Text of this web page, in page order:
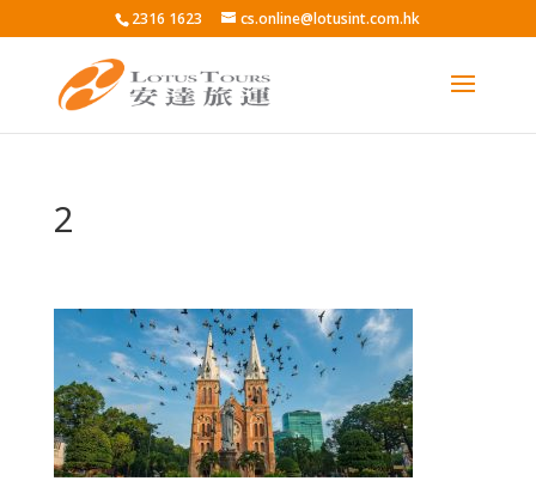
2316 1623 cs.online@lotusint.com.hk
2